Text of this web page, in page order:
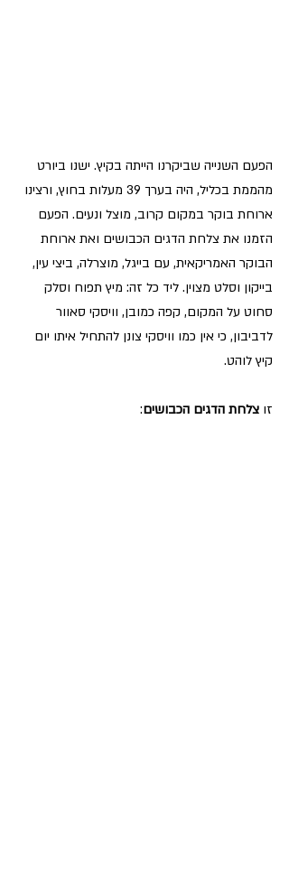
הפעם השנייה שביקרנו הייתה בקיץ. ישנו ביורט
מהממת בכליל, היה בערך 39 מעלות בחוץ, ורצינו
ארוחת בוקר במקום קרוב, מוצל ונעים. הפעם
הזמנו את צלחת הדגים הכבושים ואת ארוחת
הבוקר האמריקאית, עם בייגל, מוצרלה, ביצי עין,
בייקון וסלט מצוין. ליד כל זה: מיץ תפוח וסלק
סחוט על המקום, קפה כמובן, וויסקי סאוור
לדביבון, כי אין כמו וויסקי צונן להתחיל איתו יום
קיץ לוהט.
זו צלחת הדגים הכבושים: